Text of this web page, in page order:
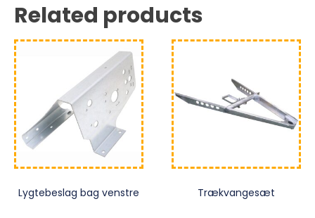
Related products
Lygtebeslag bag venstre Trækvangesæt